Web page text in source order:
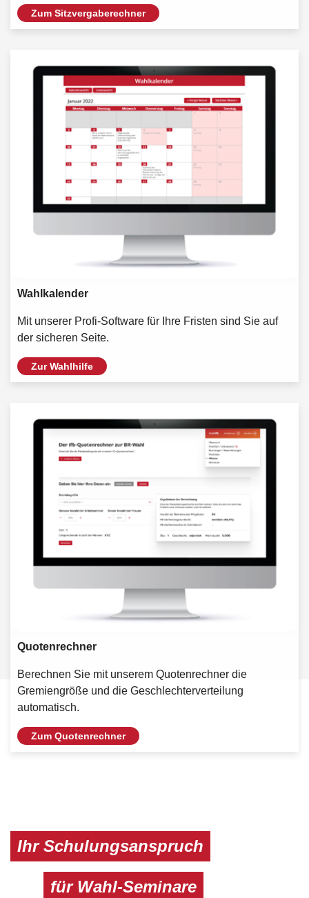
Zum Sitzvergaberechner
Wahlkalender
Mit unserer Profi-Software für Ihre Fristen sind Sie auf
der sicheren Seite.
Zur Wahlhilfe
Quotenrechner
Berechnen Sie mit unserem Quotenrechner die
Gremiengröße und die Geschlechterverteilung
automatisch.
Zum Quotenrechner
Ihr Schulungsanspruch
für Wahl-Seminare